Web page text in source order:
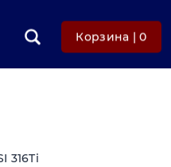
ФольгаКорзина |0
316Ti